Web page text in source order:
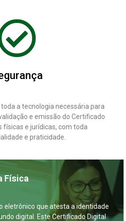
a tecnologia necessária para
e emissão do Certificado
físicas e jurídicas, com toda
e praticidade.
Física
eletrônico que atesta a identidade
digital. Este Certificado Digital